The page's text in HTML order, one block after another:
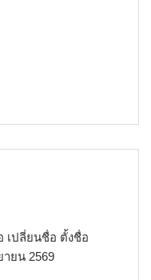
เปลี่ยนชื่อ ตั้งชื่อ
ยน 2569